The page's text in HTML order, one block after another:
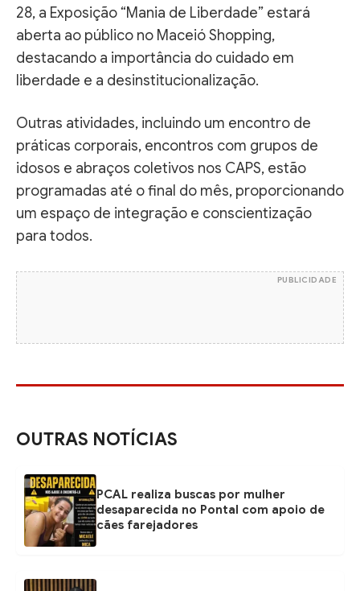
28, a Exposição “Mania de Liberdade” estará
aberta ao público no Maceió Shopping,
destacando a importância do cuidado em
liberdade e a desinstitucionalização.
Outras atividades, incluindo um encontro de
práticas corporais, encontros com grupos de
idosos e abraços coletivos nos CAPS, estão
programadas até o final do mês, proporcionando
um espaço de integração e conscientização
para todos.
PUBLICIDADE
OUTRAS NOTÍCIAS
PCAL realiza buscas por mulher
desaparecida no Pontal com apoio de
cães farejadores